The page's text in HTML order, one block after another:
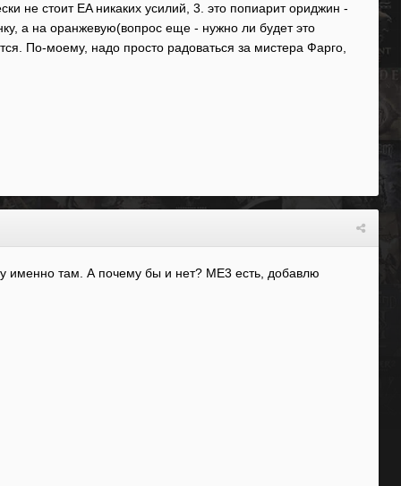
не стоит ЕA никаких усилий, 3. это попиарит ориджин -
а на оранжевую(вопрос еще - нужно ли будет это
По-моему, надо просто радоваться за мистера Фарго,
именно там. А почему бы и нет? ME3 есть, добавлю